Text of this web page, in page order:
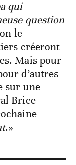
qui
question
le
créeront
Mais pour
d’autres
sur une
Brice
.»